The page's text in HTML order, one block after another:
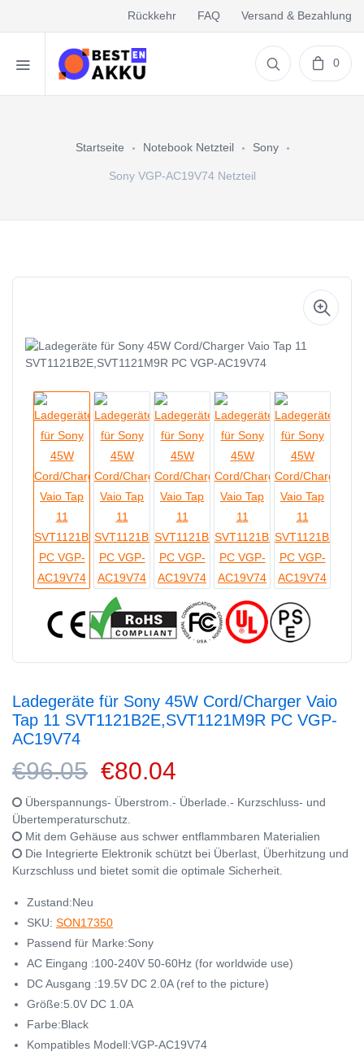
Rückkehr FAQ Versand & Bezahlung
0
Startseite Notebook Netzteil Sony
Sony VGP-AC19V74 Netzteil
Ladegeräte für Sony 45W Cord/Charger Vaio
Tap 11 SVT1121B2E,SVT1121M9R PC VGP-
AC19V74
€96.05 €80.04
Überspannungs- Überstrom.- Überlade.- Kurzschluss- und
Übertemperaturschutz.
Mit dem Gehäuse aus schwer entflammbaren Materialien
Die Integrierte Elektronik schützt bei Überlast, Überhitzung und
Kurzschluss und bietet somit die optimale Sicherheit.
Zustand:Neu
SKU: SON17350
Passend für Marke:Sony
AC Eingang :100-240V 50-60Hz (for worldwide use)
DC Ausgang :19.5V DC 2.0A (ref to the picture)
Größe:5.0V DC 1.0A
Farbe:Black
Kompatibles Modell:VGP-AC19V74